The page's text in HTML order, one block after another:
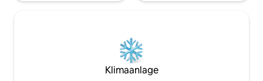
Klimaanlage